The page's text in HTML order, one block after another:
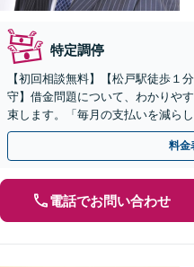
特定調停
【初回相談無料】【松戸駅徒歩１
守】借金問題について、わかりや
束します。「毎月の支払いを減ら
整理したい」など何でもご相談く
料金
電話でお問い合わせ